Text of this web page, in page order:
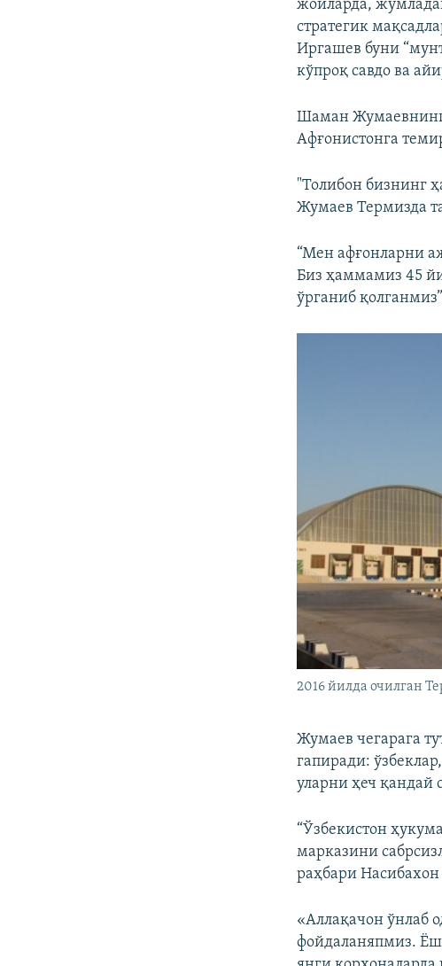
жойларда,
стратегик
Иргашев буни
кўпроқ савдо ва
Шаман Жумаевнинг
Афғонистонга
"Толибон бизнинг
Жумаев Термизда
“Мен афғонларни
Биз ҳаммамиз 45
ўрганиб
2016 йилда очилган
Жумаев чегарага
гапиради:
уларни ҳеч қандай
“Ўзбекистон
марказини
раҳбари Насибахон
«Аллақачон ўнлаб
фойдаланяпмиз.